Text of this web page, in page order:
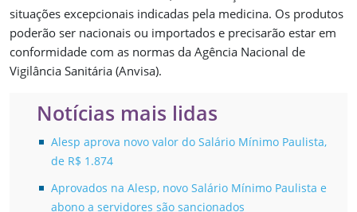
situações excepcionais indicadas pela medicina. Os produtos
poderão ser nacionais ou importados e precisarão estar em
conformidade com as normas da Agência Nacional de
Vigilância Sanitária (Anvisa).
Notícias mais lidas
Alesp aprova novo valor do Salário Mínimo Paulista,
de R$ 1.874
Aprovados na Alesp, novo Salário Mínimo Paulista e
abono a servidores são sancionados